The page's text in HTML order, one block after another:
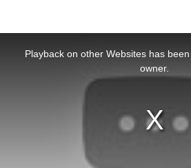
Playback on other Websites has
owner.